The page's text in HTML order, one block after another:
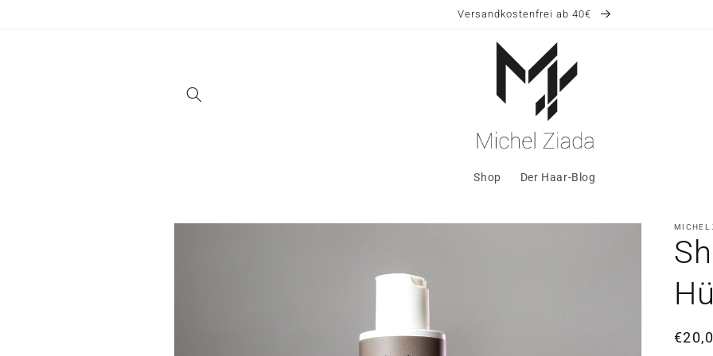
Versandkostenfrei ab 40€
Shop Der Haar-Blog
Zu
MICHEL